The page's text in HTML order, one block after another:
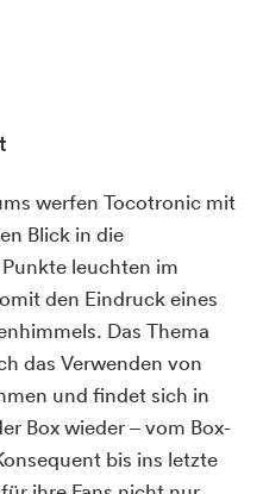
werfen Tocotronic mit
Blick in die
leuchten im
den Eindruck eines
Das Thema
das Verwenden von
und findet sich in
Box wieder – vom Box-
bis ins letzte